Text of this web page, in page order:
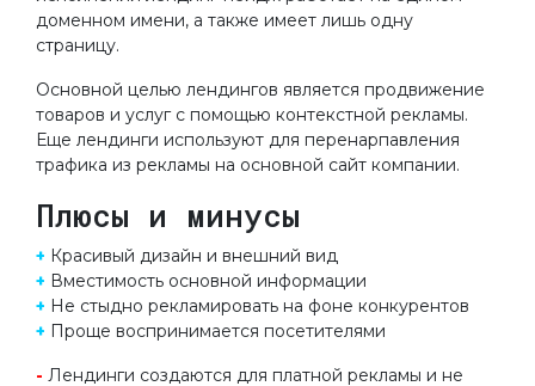
доменном имени, а также имеет лишь одну
страницу.
Основной целью лендингов является продвижение
товаров и услуг с помощью контекстной рекламы.
Еще лендинги используют для перенарпавления
трафика из рекламы на основной сайт компании.
Плюсы и минусы
+ Красивый дизайн и внешний вид
+ Вместимость основной информации
+ Не стыдно рекламировать на фоне конкурентов
+ Проще воспринимается посетителями
- Лендинги создаются для платной рекламы и не